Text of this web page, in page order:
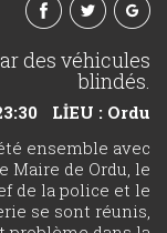
des véhicules
blindés.
LİEU : Ordu
ensemble avec
Maire de Ordu, le
de la police et le
se sont réunis,